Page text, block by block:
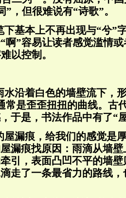
”，但很难说有“诗歌”。
下基本上不再出现与“兮”
啊”容易让读者感觉滥情
以控制。
水沿着白色的墙壁流下，
常是歪歪扭扭的曲线。古
于是，书法作品中有了“
屋漏痕，给我们的感觉是
漏痕找原因：雨滴从墙
引，表面凸凹不平的墙
走了一条最省力的路线